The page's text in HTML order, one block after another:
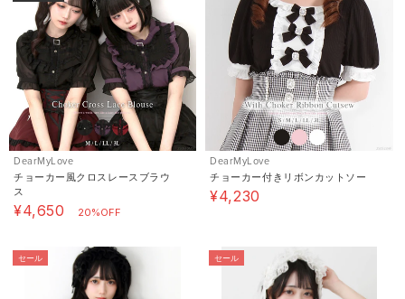
DearMyLove
チョーカー風クロスレースブラウ
ス
¥4,650 20%OFF
DearMyLove
チョーカー付きリボンカットソー
¥4,230
セール セール